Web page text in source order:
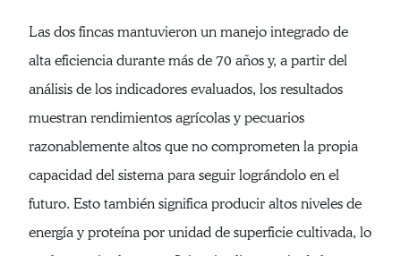
Las dos fincas mantuvieron un manejo integrado de
alta eficiencia durante más de 70 años y, a partir del
análisis de los indicadores evaluados, los resultados
muestran rendimientos agrícolas y pecuarios
razonablemente altos que no comprometen la propia
capacidad del sistema para seguir lográndolo en el
futuro. Esto también significa producir altos niveles de
energía y proteína por unidad de superficie cultivada, lo